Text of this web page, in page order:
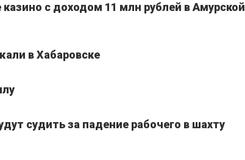
с доходом 11 млн рублей в Амурской
в Хабаровске
судить за падение рабочего в шахту